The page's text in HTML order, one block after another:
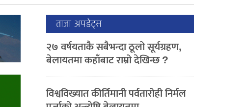
ताजा अपडेट्स
२७ वर्षयताकै सबैभन्दा ठूलो सूर्यग्रहण,
बेलायतमा कहाँबाट राम्रो देखिन्छ ?
विश्वविख्यात कीर्तिमानी पर्वतारोही निर्मल